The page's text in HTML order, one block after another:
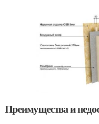
Преимущества и